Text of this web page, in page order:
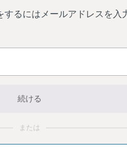
するにはメールアドレスを入
続ける
または